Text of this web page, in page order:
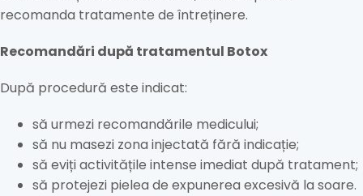
recomanda tratamente de întreținere.
Recomandări după tratamentul Botox
După procedură este indicat:
să urmezi recomandările medicului;
să nu masezi zona injectată fără indicație;
să eviți activitățile intense imediat după tratament;
să protejezi pielea de expunerea excesivă la soare.